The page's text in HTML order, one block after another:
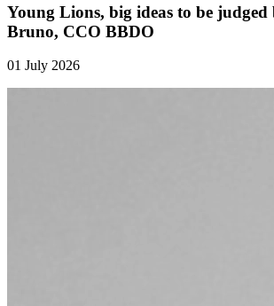
Young Lions, big ideas to be judged
Bruno, CCO BBDO
01 July 2026